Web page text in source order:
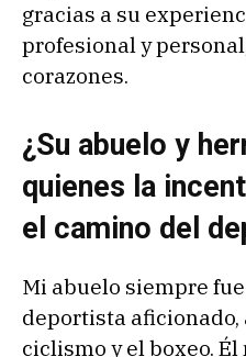
gracias a su
profesional y
corazones.
¿Su abuelo y
quienes la
el camino del
Mi abuelo siempre
deportista aficionado,
ciclismo y el boxeo.